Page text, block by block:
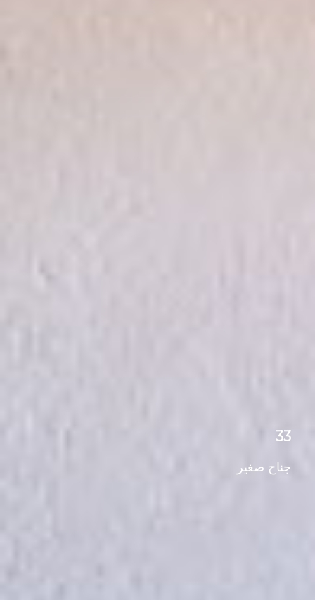
33
جناح صغير